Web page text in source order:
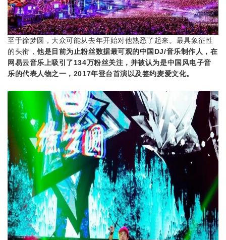
至于徐梦圆，大众可能从去年开始对他熟悉了起来。最具象征性
的头衔，他是目前为止粉丝数据最可观的中国DJ/音乐制作人，在
网易云音乐上吸引了134万粉丝关注，并被认为是中国风电子音
乐的代表人物之一，2017年登台首演以及签约麦爱文化。